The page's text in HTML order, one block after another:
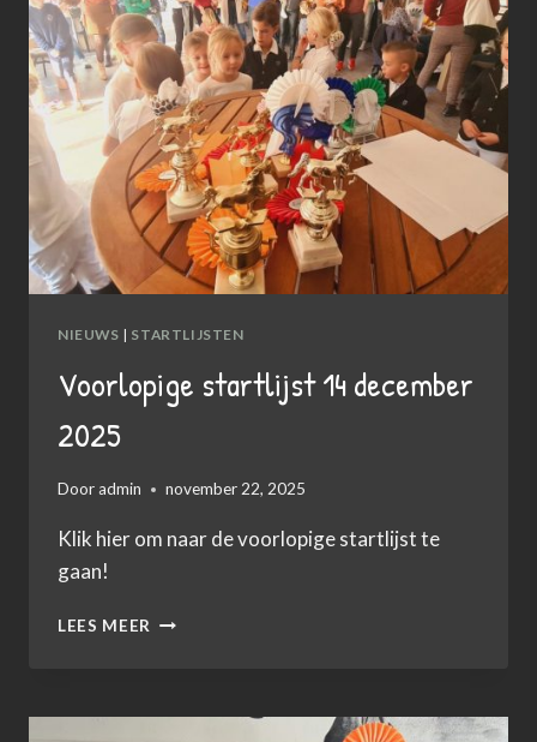
NIEUWS | STARTLIJSTEN
Voorlopige startlijst 14 december
2025
Dooradmin november 22, 2025
Klik hier om naar de voorlopige startlijst te
gaan!
LEES MEER VOORLOPIGE
2025